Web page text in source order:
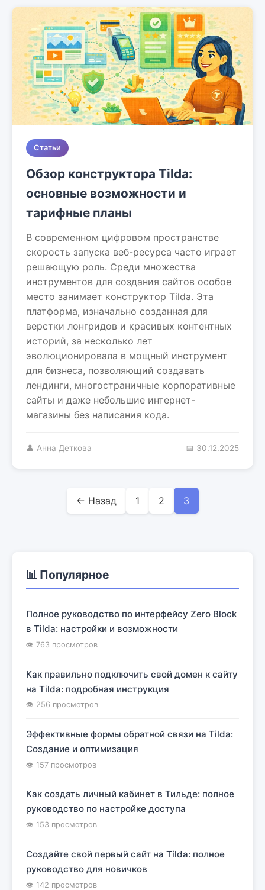
Статьи
Обзор конструктора Tilda:
основные возможности и
тарифные планы
В современном цифровом пространстве
скорость запуска веб-ресурса часто играет
решающую роль. Среди множества
инструментов для создания сайтов особое
место занимает конструктор Tilda. Эта
платформа, изначально созданная для
верстки лонгридов и красивых контентных
историй, за несколько лет
эволюционировала в мощный инструмент
для бизнеса, позволяющий создавать
лендинги, многостраничные корпоративные
сайты и даже небольшие интернет-
магазины без написания кода.
👤 Анна Деткова 📅 30.12.2025
← Назад 1 2 3
📊 Популярное
Полное руководство по интерфейсу Zero Block
в Tilda: настройки и возможности
👁 763 просмотров
Как правильно подключить свой домен к сайту
на Tilda: подробная инструкция
👁 256 просмотров
Эффективные формы обратной связи на Tilda:
Создание и оптимизация
👁 157 просмотров
Как создать личный кабинет в Тильде: полное
руководство по настройке доступа
👁 153 просмотров
Создайте свой первый сайт на Tilda: полное
руководство для новичков
👁 142 просмотров